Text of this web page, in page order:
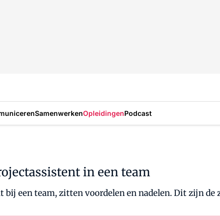
SamenwerkenOpleidingenPodcast
in een team
een team, zitten voordelen en nadelen. Dit zijn de